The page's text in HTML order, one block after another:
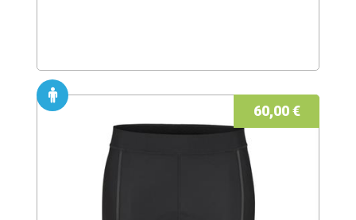
60,00 €